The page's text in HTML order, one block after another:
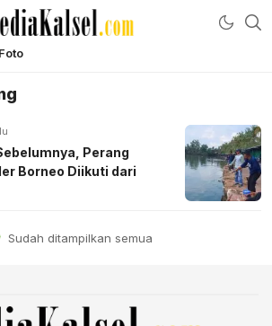
Update Banua
Foto
Perang
Borneo Diikuti dari
Sudah ditampilkan semua